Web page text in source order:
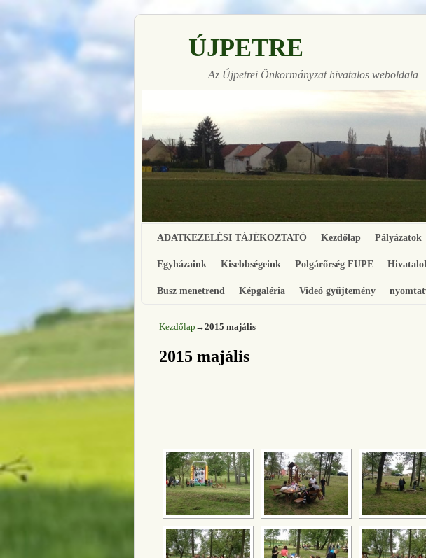
ÚJPETRE
Az Újpetrei Önkormányzat hivatalos weboldala
ADATKEZELÉSI TÁJÉKOZTATÓ Kezdőlap Pályázatok
Egyházaink Kisebbségeink Polgárőrség FUPE
Busz menetrend Képgaléria Videó gyűjtemény
Kezdőlap →2015 majális
2015 majális
Made with
FLARE